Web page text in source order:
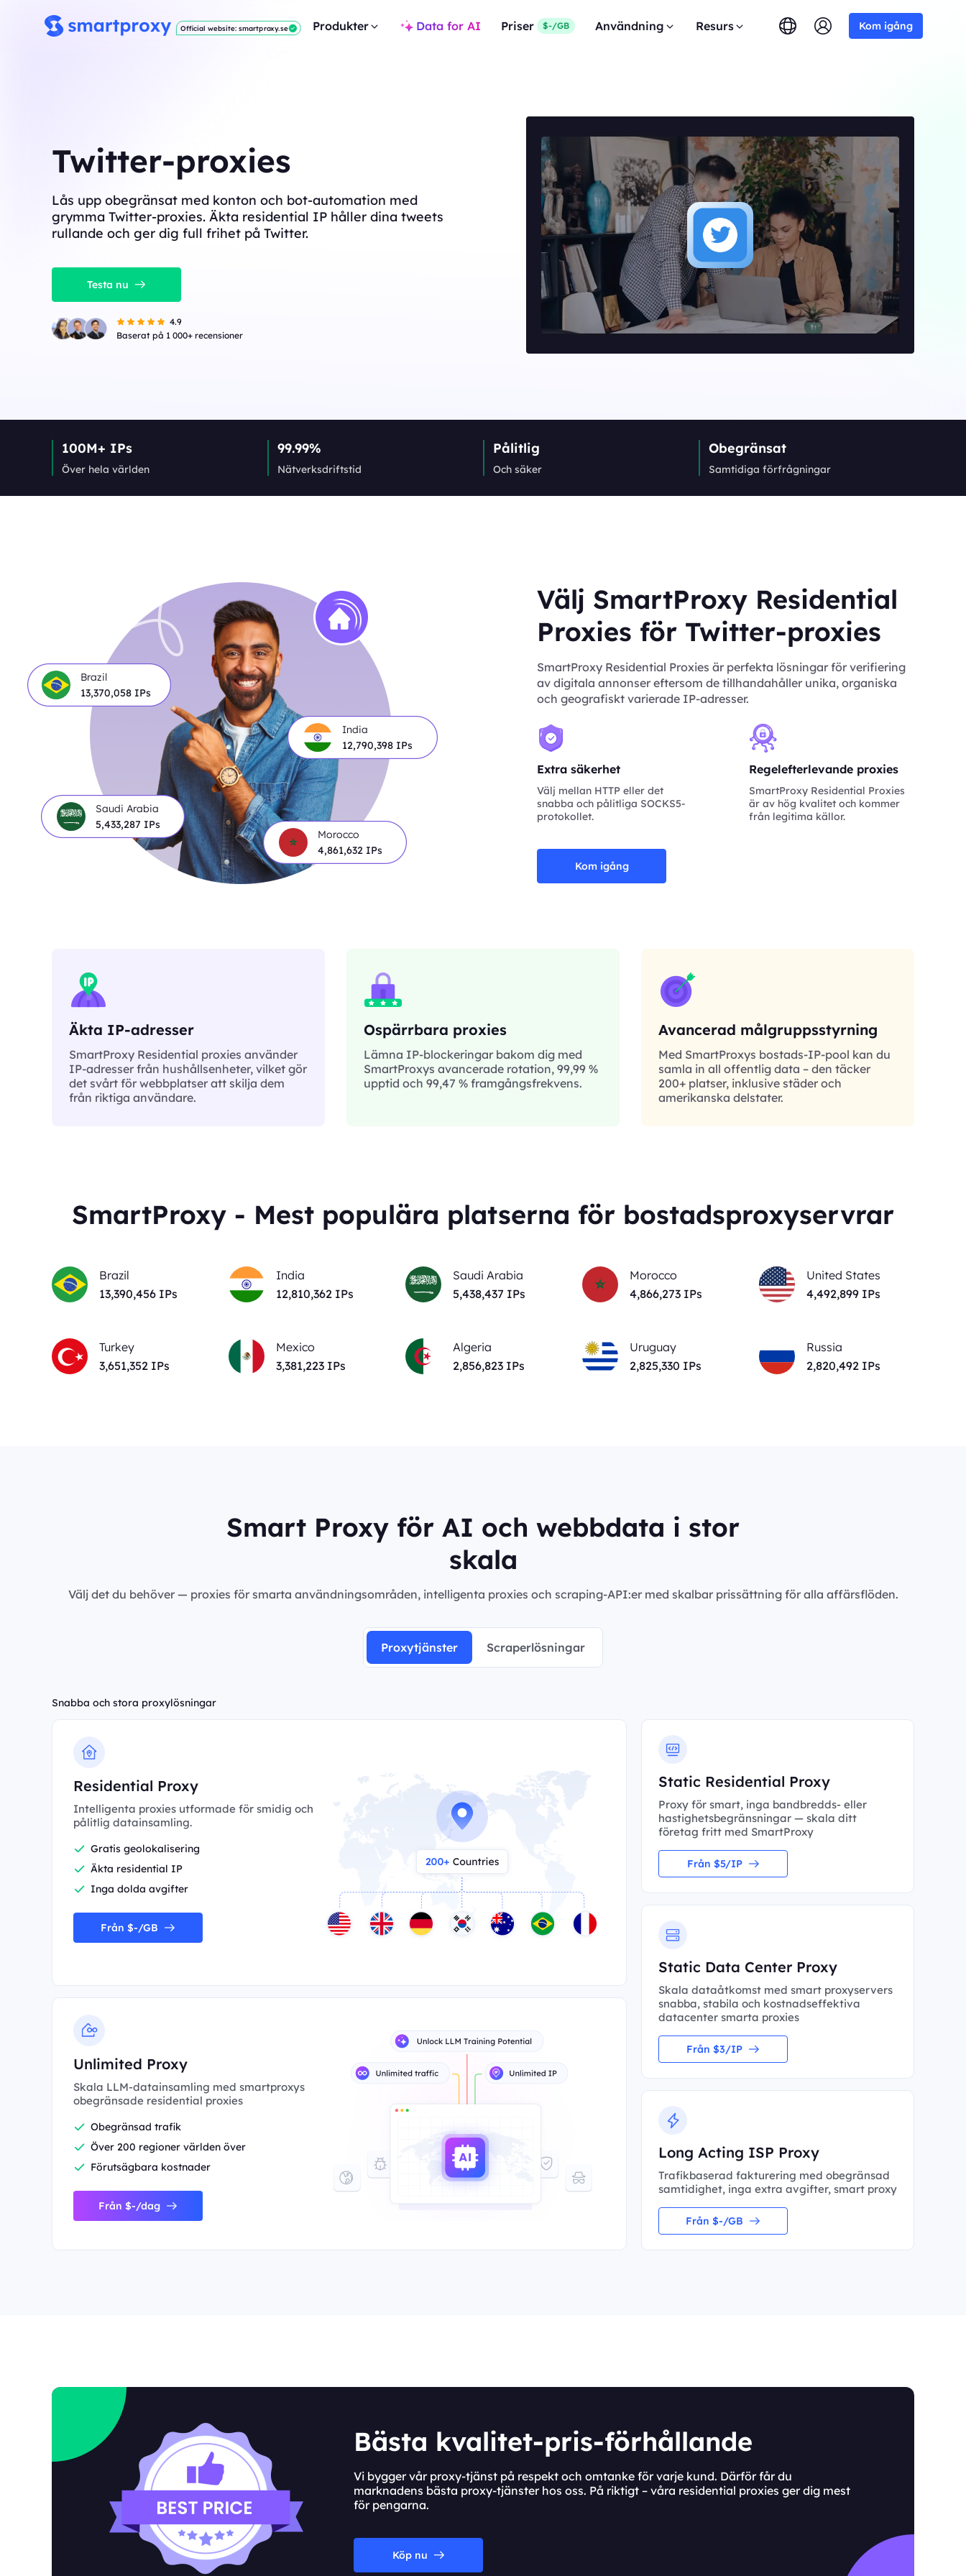
Official website: smartproxy.se Produkter Data for AI Priser $-/GB Användning Resurs Kom igång
Twitter-proxies
Lås upp obegränsat med konton och bot-automation med
grymma Twitter-proxies. Äkta residential IP håller dina tweets
rullande och ger dig full frihet på Twitter.
Testa nu
4.9
Baserat på 1 000+ recensioner
100M+ IPs
Över hela världen
99.99%
Nätverks­driftstid
Pålitlig
Och säker
Obegränsat
Samtidiga förfrågningar
Brazil
13,403,774 IPs
India
12,823,103IPs
Saudi Arabia
5,443,846 IPs
Morocco
4,871,113IPs
Välj SmartProxy Residential
Proxies för Twitter-proxies
SmartProxy Residential Proxies är perfekta lösningar för verifiering
av digitala annonser eftersom de tillhandahåller unika, organiska
och geografiskt varierade IP-adresser.
Extra säkerhet
Välj mellan HTTP eller det
snabba och pålitliga SOCKS5-
protokollet.
Regelefterlevande proxies
SmartProxy Residential Proxies
är av hög kvalitet och kommer
från legitima källor.
Kom igång
Äkta IP-adresser
SmartProxy Residential proxies använder
IP-adresser från hushållsenheter, vilket gör
det svårt för webbplatser att skilja dem
från riktiga användare.
Ospärrbara proxies
Lämna IP-blockeringar bakom dig med
SmartProxys avancerade rotation, 99,99 %
upptid och 99,47 % framgångsfrekvens.
Avancerad målgruppsstyrning
Med SmartProxys bostads-IP-pool kan du
samla in all offentlig data – den täcker
200+ platser, inklusive städer och
amerikanska delstater.
SmartProxy - Mest populära platserna för bostadsproxyservrar
Brazil
13,403,774 IPs
India
12,823,103IPs
Saudi Arabia
5,443,846 IPs
Morocco
4,871,113IPs
United States
4,497,368IPs
Turkey
3,651,352 IPs
Mexico
3,381,223 IPs
Algeria
2,856,823 IPs
Uruguay
2,825,330 IPs
Russia
2,820,492 IPs
Smart Proxy för AI och webbdata i stor
skala
Välj det du behöver — proxies för smarta användningsområden, intelligenta proxies och scraping-API:er med skalbar prissättning för alla affärsflöden.
Proxytjänster Scraperlösningar
Snabba och stora proxylösningar
Residential Proxy
Intelligenta proxies utformade för smidig och
pålitlig datainsamling.
Gratis geolokalisering
Äkta residential IP
Inga dolda avgifter
Från $-/GB
Unlimited Proxy
Skala LLM-datainsamling med smartproxys
obegränsade residential proxies
Obegränsad trafik
Över 200 regioner världen över
Förutsägbara kostnader
Från $-/dag
Static Residential Proxy
Proxy för smart, inga bandbredds- eller
hastighetsbegränsningar — skala ditt
företag fritt med SmartProxy
Från $5/IP
Static Data Center Proxy
Skala dataåtkomst med smart proxyservers
snabba, stabila och kostnadseffektiva
datacenter smarta proxies
Från $3/IP
Long Acting ISP Proxy
Trafikbaserad fakturering med obegränsad
samtidighet, inga extra avgifter, smart proxy
Från $-/GB
Bästa kvalitet-pris-förhållande
Vi bygger vår proxy-tjänst på respekt och omtanke för varje kund. Därför får du
marknadens bästa proxy-tjänster hos oss. På riktigt – våra residential proxies ger dig mest
för pengarna.
Köp nu